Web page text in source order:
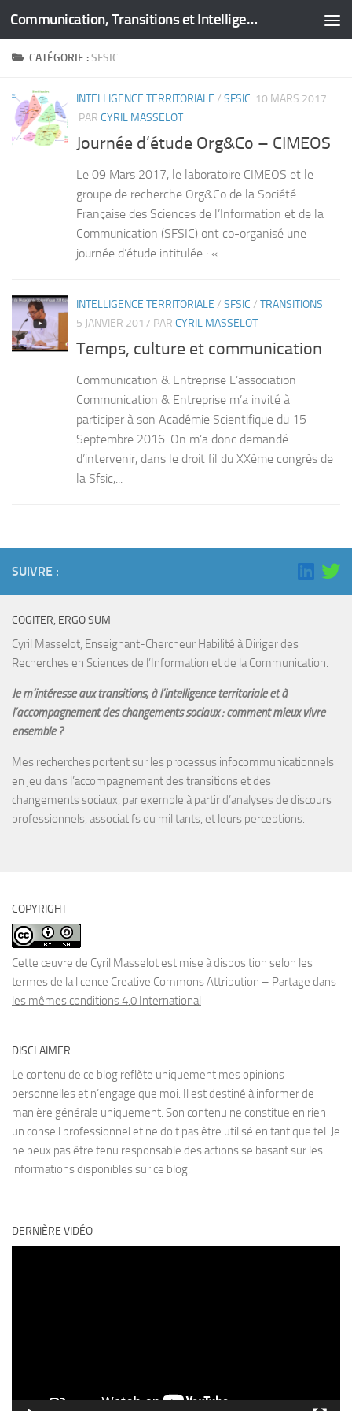
Skip to content Communication, Transitions et Intelligence Territoriale
CATÉGORIE :SFSIC
INTELLIGENCE TERRITORIALE / SFSIC 10 MARS 2017
PAR CYRIL MASSELOT
Journée d’étude Org&Co – CIMEOS
Le 09 Mars 2017, le laboratoire CIMEOS et le
groupe de recherche Org&Co de la Société
Française des Sciences de l’Information et de la
Communication (SFSIC) ont co-organisé une
journée d’étude intitulée : «...
INTELLIGENCE TERRITORIALE / SFSIC / TRANSITIONS
5 JANVIER 2017 PAR CYRIL MASSELOT
Temps, culture et communication
Communication & Entreprise L’association
Communication & Entreprise m’a invité à
participer à son Académie Scientifique du 15
Septembre 2016. On m’a donc demandé
d’intervenir, dans le droit fil du XXème congrès de
la Sfsic,...
SUIVRE :
COGITER, ERGO SUM
Cyril Masselot, Enseignant-Chercheur Habilité à Diriger des
Recherches en Sciences de l’Information et de la Communication.
Je m’intéresse aux transitions, à l’intelligence territoriale et à
l’accompagnement des changements sociaux : comment mieux vivre
ensemble ?
Mes recherches portent sur les processus infocommunicationnels
en jeu dans l’accompagnement des transitions et des
changements sociaux, par exemple à partir d’analyses de discours
professionnels, associatifs ou militants, et leurs perceptions.
COPYRIGHT
Cette œuvre de Cyril Masselot est mise à disposition selon les
termes de la licence Creative Commons Attribution – Partage dans
les mêmes conditions 4.0 International
DISCLAIMER
Le contenu de ce blog reflète uniquement mes opinions
personnelles et n’engage que moi. Il est destiné à informer de
manière générale uniquement. Son contenu ne constitue en rien
un conseil professionnel et ne doit pas être utilisé en tant que tel. Je
ne peux pas être tenu responsable des actions se basant sur les
informations disponibles sur ce blog.
DERNIÈRE VIDÉO